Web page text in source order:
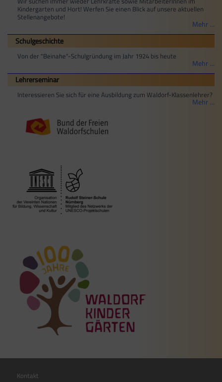
Kindergarten und Hort! Werfen Sie einen Blick auf unsere aktuellen
Stellenangebote!
Mehr …
Schulgeschichte
Von der "Beinahe"-Schulgründung im Jahr 1924 bis heute
Mehr …
Lehrerseminar
Interessieren Sie sich für eine Ausbildung zum Waldorf-Klassenlehrer?
Mehr …
Kontakt